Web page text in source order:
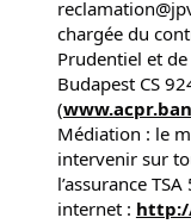
chargée du
Prudentiel et de
Budapest CS
(
Médiation : le
intervenir sur
l’assurance
internet :